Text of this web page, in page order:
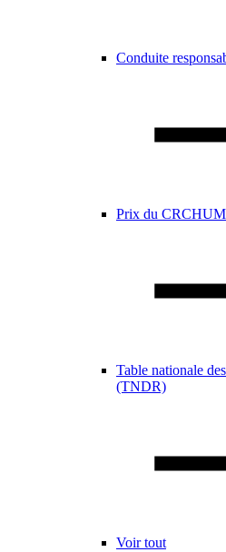
Conduite
Prix du CRCHUM
Table nationale
(TNDR)
Voir tout